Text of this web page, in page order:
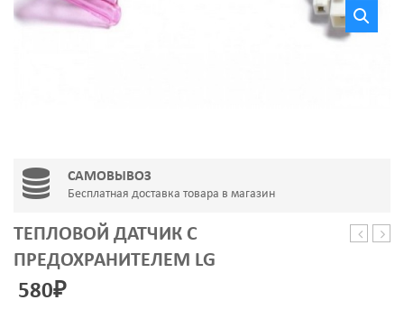
САМОВЫВОЗ
Бесплатная доставка товара в магазин
ТЕПЛОВОЙ ДАТЧИК С
ПРЕДОХРАНИТЕЛЕМ LG
580₽